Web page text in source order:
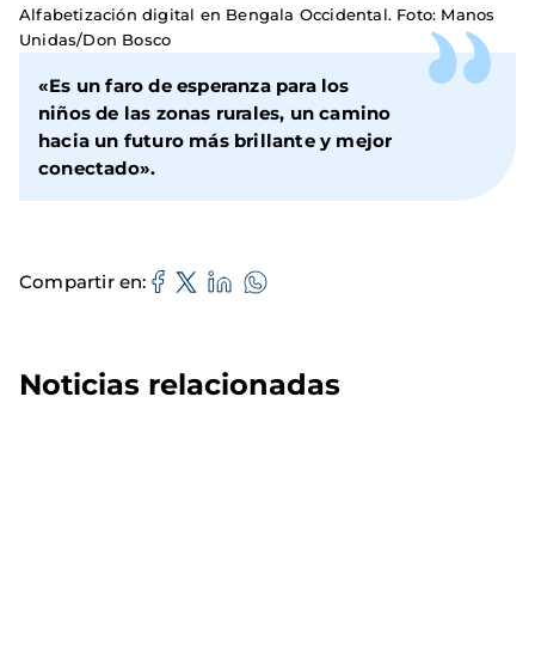
Alfabetización digital en Bengala Occidental. Foto: Manos
Unidas/Don Bosco
«Es un faro de esperanza para los
niños de las zonas rurales, un camino
hacia un futuro más brillante y mejor
conectado».
Compartir en
Noticias relacionadas